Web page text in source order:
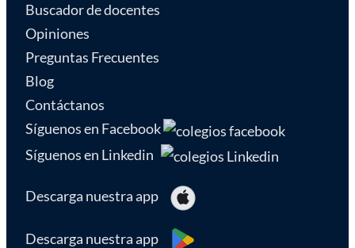
Buscador de docentes
Opiniones
Preguntas Frecuentes
Blog
Contáctanos
Síguenos en Facebook
Síguenos en Linkedin
Descarga nuestra app
Descarga nuestra app